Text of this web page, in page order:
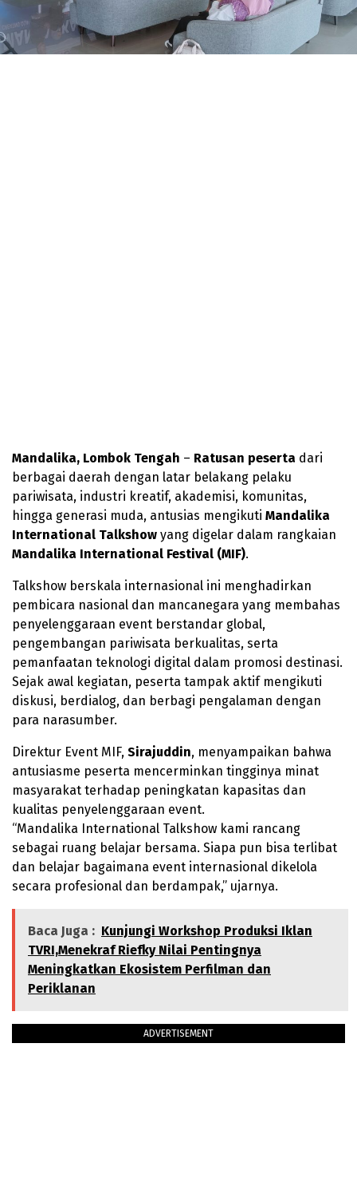
Mandalika, Lombok Tengah – Ratusan peserta dari
berbagai daerah dengan latar belakang pelaku
pariwisata, industri kreatif, akademisi, komunitas,
hingga generasi muda, antusias mengikuti Mandalika
International Talkshow yang digelar dalam rangkaian
Mandalika International Festival (MIF).
Talkshow berskala internasional ini menghadirkan
pembicara nasional dan mancanegara yang membahas
penyelenggaraan event berstandar global,
pengembangan pariwisata berkualitas, serta
pemanfaatan teknologi digital dalam promosi destinasi.
Sejak awal kegiatan, peserta tampak aktif mengikuti
diskusi, berdialog, dan berbagi pengalaman dengan
para narasumber.
Direktur Event MIF, Sirajuddin, menyampaikan bahwa
antusiasme peserta mencerminkan tingginya minat
masyarakat terhadap peningkatan kapasitas dan
kualitas penyelenggaraan event.
“Mandalika International Talkshow kami rancang
sebagai ruang belajar bersama. Siapa pun bisa terlibat
dan belajar bagaimana event internasional dikelola
secara profesional dan berdampak,” ujarnya.
Baca Juga : Kunjungi Workshop Produksi Iklan
TVRI,Menekraf Riefky Nilai Pentingnya
Meningkatkan Ekosistem Perfilman dan
Periklanan
ADVERTISEMENT